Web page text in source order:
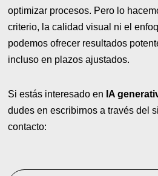
optimizar procesos. Pero lo
criterio, la calidad visual ni el
podemos ofrecer resultados
incluso en plazos ajustados.
Si estás interesado en IA
dudes en escribirnos a través del
contacto: